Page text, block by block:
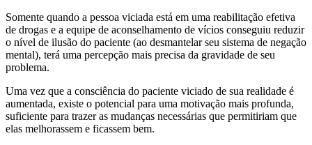
Somente quando a pessoa viciada está em uma reabilitação efetiva
de drogas e a equipe de aconselhamento de vícios conseguiu reduzir
o nível de ilusão do paciente (ao desmantelar seu sistema de negação
mental), terá uma percepção mais precisa da gravidade de seu
problema.
Uma vez que a consciência do paciente viciado de sua realidade é
aumentada, existe o potencial para uma motivação mais profunda,
suficiente para trazer as mudanças necessárias que permitiriam que
elas melhorassem e ficassem bem.